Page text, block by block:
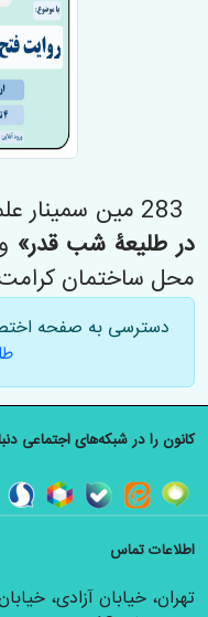
283 مین سمینار علمی با موضوع
در طلیعۀ شب قدر»
محل ساختمان کرامت
دسترسی به صفحه
کانون را در شبکه‌های اجتماعی
اطلاعات تماس
تهران، خیابان آزادی،